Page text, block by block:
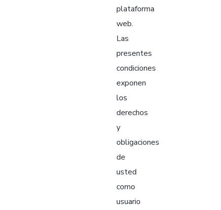
plataforma
web.
Las
presentes
condiciones
exponen
los
derechos
y
obligaciones
de
usted
como
usuario